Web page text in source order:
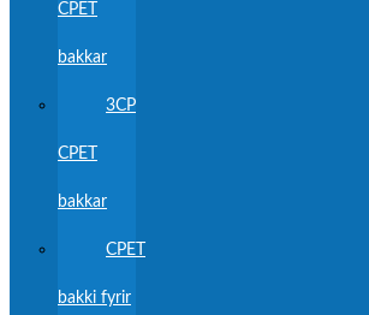
CPET
bakkar
3CP
CPET
bakkar
CPET
bakki fyrir